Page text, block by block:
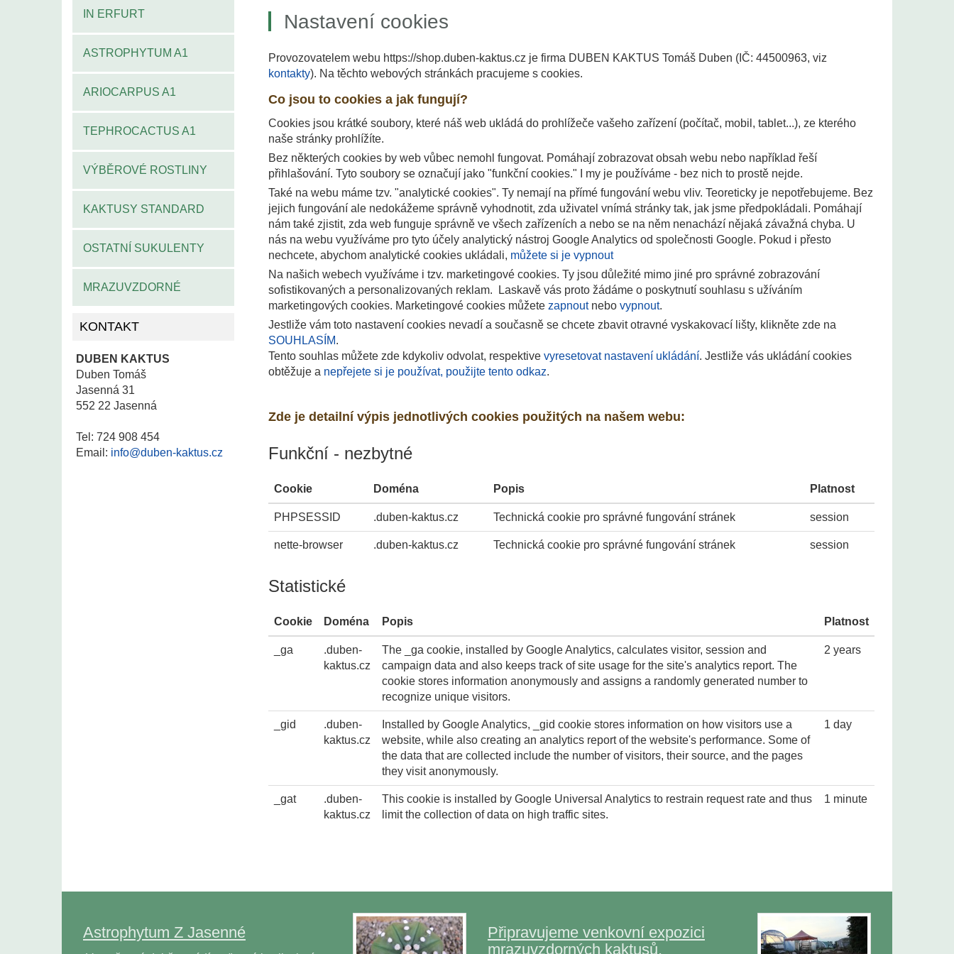
IN ERFURT
ASTROPHYTUM A1
ARIOCARPUS A1
TEPHROCACTUS A1
VÝBĚROVÉ ROSTLINY
KAKTUSY STANDARD
OSTATNÍ SUKULENTY
MRAZUVZDORNÉ
KONTAKT
DUBEN KAKTUS
Duben Tomáš
Jasenná 31
552 22 Jasenná
Tel: 724 908 454
Email: info@duben-kaktus.cz
Nastavení cookies
Provozovatelem webu https://shop.duben-kaktus.cz je firma DUBEN KAKTUS Tomáš Duben (IČ: 44500963, viz
kontakty). Na těchto webových stránkách pracujeme s cookies.
Co jsou to cookies a jak fungují?
Cookies jsou krátké soubory, které náš web ukládá do prohlížeče vašeho zařízení (počítač, mobil, tablet...), ze kterého
naše stránky prohlížíte.
Bez některých cookies by web vůbec nemohl fungovat. Pomáhají zobrazovat obsah webu nebo například řeší
přihlašování. Tyto soubory se označují jako "funkční cookies." I my je používáme - bez nich to prostě nejde.
Také na webu máme tzv. "analytické cookies". Ty nemají na přímé fungování webu vliv. Teoreticky je nepotřebujeme. Bez
jejich fungování ale nedokážeme správně vyhodnotit, zda uživatel vnímá stránky tak, jak jsme předpokládali. Pomáhají
nám také zjistit, zda web funguje správně ve všech zařízeních a nebo se na něm nenachází nějaká závažná chyba. U
nás na webu využíváme pro tyto účely analytický nástroj Google Analytics od společnosti Google. Pokud i přesto
nechcete, abychom analytické cookies ukládali, můžete si je vypnout
Na našich webech využíváme i tzv. marketingové cookies. Ty jsou důležité mimo jiné pro správné zobrazování
sofistikovaných a personalizovaných reklam. Laskavě vás proto žádáme o poskytnutí souhlasu s užíváním
marketingových cookies. Marketingové cookies můžete zapnoutnebo vypnout.
Jestliže vám toto nastavení cookies nevadí a současně se chcete zbavit otravné vyskakovací lišty, klikněte zde na
SOUHLASÍM.
Tento souhlas můžete zde kdykoliv odvolat, respektive vyresetovat nastavení ukládání. Jestliže vás ukládání cookies
obtěžuje a nepřejete si je používat, použijte tento odkaz.
Zde je detailní výpis jednotlivých cookies použitých na našem webu:
Funkční - nezbytné
Cookie Doména Popis Platnost
PHPSESSID .duben-kaktus.cz Technická cookie pro správné fungování stránek session
nette-browser .duben-kaktus.cz Technická cookie pro správné fungování stránek session
Statistické
Cookie Doména Popis Platnost
_ga
.duben-
kaktus.cz
The _ga cookie, installed by Google Analytics, calculates visitor, session and
campaign data and also keeps track of site usage for the site's analytics report. The
cookie stores information anonymously and assigns a randomly generated number to
recognize unique visitors.
2 years
_gid
.duben-
kaktus.cz
Installed by Google Analytics, _gid cookie stores information on how visitors use a
website, while also creating an analytics report of the website's performance. Some of
the data that are collected include the number of visitors, their source, and the pages
they visit anonymously.
1 day
_gat
.duben-
kaktus.cz
This cookie is installed by Google Universal Analytics to restrain request rate and thus
limit the collection of data on high traffic sites.
1 minute
Astrophytum Z Jasenné
Připravujeme venkovní expozici
mrazuvzdorných kaktusů.